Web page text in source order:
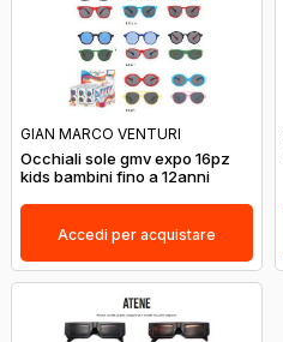
GIAN MARCO VENTURI
Occhiali sole gmv expo 16pz
kids bambini fino a 12anni
Accedi per acquistare